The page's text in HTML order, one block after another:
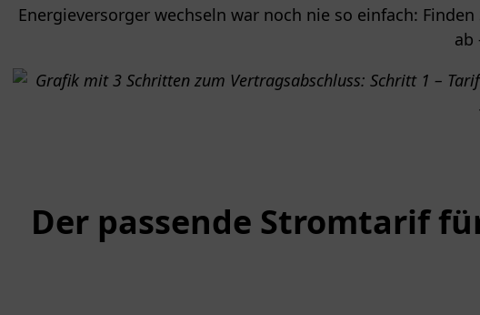
Energieversorger wechseln war noch nie so einfach:
ab
Der passende Stromtarif